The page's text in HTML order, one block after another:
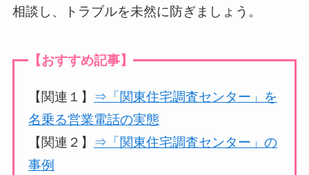
相談し、トラブルを未然に防ぎましょう。
【おすすめ記事】
【関連１】 ⇒「関東住宅調査センター」を
名乗る営業電話の実態
【関連２】 ⇒「関東住宅調査センター」の
事例